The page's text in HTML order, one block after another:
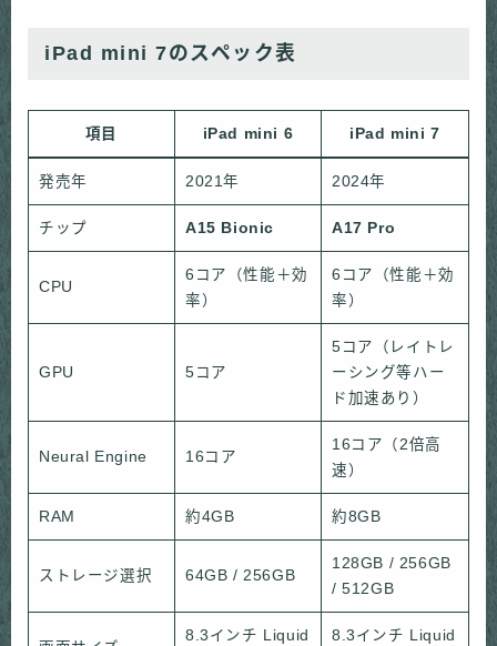
iPad mini 7のスペック表
項目 iPad mini 6 iPad mini 7
発売年 2021年 2024年
チップ A15 Bionic A17 Pro
CPU
6コア（性能＋効
率）
6コア（性能＋効
率）
GPU 5コア
5コア（レイトレ
ーシング等ハー
ド加速あり）
Neural Engine 16コア
16コア（2倍高
速）
RAM 約4GB 約8GB
ストレージ選択 64GB / 256GB
128GB / 256GB
/ 512GB
8.3インチ Liquid
8.3インチ Liquid